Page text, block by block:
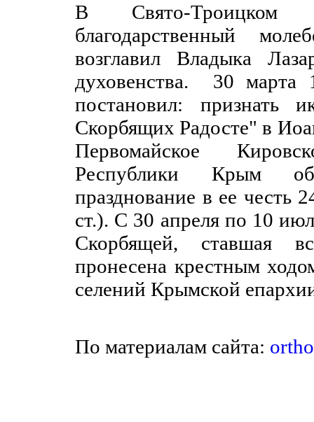
В Свято-Троицком
благодарственный
возглавил Владыка
духовенства. 30 марта
постановил: признать
Скорбящих Радосте" в
Первомайское
Республики Крым
празднование в ее честь
ст.). С 30 апреля по 10
Скорбящей, ставшая
пронесена крестным
селений Крымской
По материалам сайта: